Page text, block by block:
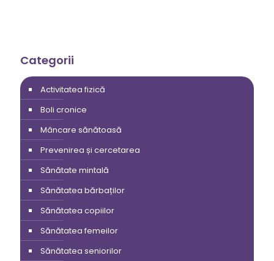
Categorii
Activitatea fizică
Boli cronice
Mâncare sănătoasă
Prevenirea și cercetarea
Sănătate mintală
Sănătatea bărbaților
Sănătatea copiilor
Sănătatea femeilor
Sănătatea seniorilor